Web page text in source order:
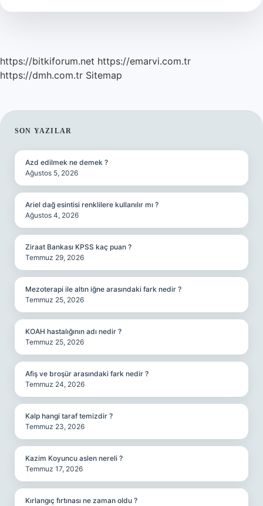
Yazmalı
https://bitkiforum.net https://emarvi.com.tr
https://dmh.com.tr Sitemap
SIDEBAR
SON YAZILAR
Azd edilmek ne demek ?
Ağustos 5, 2026
Ariel dağ esintisi renklilere kullanılır mı ?
Ağustos 4, 2026
Ziraat Bankası KPSS kaç puan ?
Temmuz 29, 2026
Mezoterapi ile altın iğne arasındaki fark nedir ?
Temmuz 25, 2026
KOAH hastalığının adı nedir ?
Temmuz 25, 2026
Afiş ve broşür arasındaki fark nedir ?
Temmuz 24, 2026
Kalp hangi taraf temizdir ?
Temmuz 23, 2026
Kazim Koyuncu aslen nereli ?
Temmuz 17, 2026
Kırlangıç fırtınası ne zaman oldu ?